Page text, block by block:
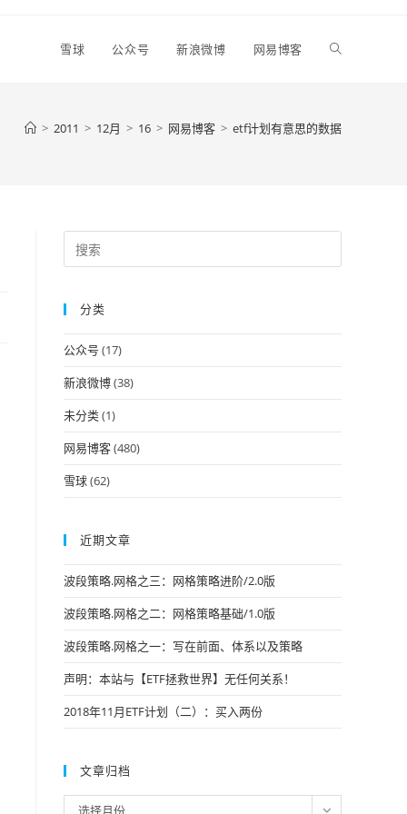
雪球 公众号 新浪微博 网易博客 Toggle
> 2011 > 12月 > 16 > 网易博客 > etf计划有意思的数据
Escape
分类
公众号 (17)
新浪微博(38)
未分类(1)
网易博客(480)
雪球(62)
近期文章
波段策略.网格之三：网格策略进阶/2.0版
波段策略.网格之二：网格策略基础/1.0版
波段策略.网格之一：写在前面、体系以及策略
声明：本站与【ETF拯救世界】无任何关系！
2018年11月ETF计划（二）：买入两份
文章归档
选择月份